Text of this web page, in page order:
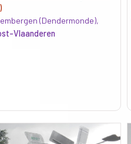
(Dendermonde),
Vlaanderen